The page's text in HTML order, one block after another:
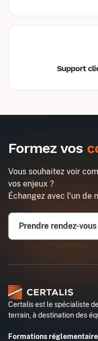
Support
Travailler sa voix
Entreprise*
Téléphone professionnel*
Formez vos
Vous souhaitez voir
vos enjeux ?
Échangez avec l'un de
Prendre rendez-vous
Certalis est le spécialiste
terrain, à destination des
Formations